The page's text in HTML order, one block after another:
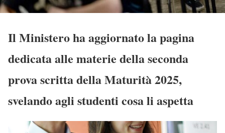
Il Ministero ha aggiornato la pagina
dedicata alle materie della seconda
prova scritta della Maturità 2025,
svelando agli studenti cosa li aspetta